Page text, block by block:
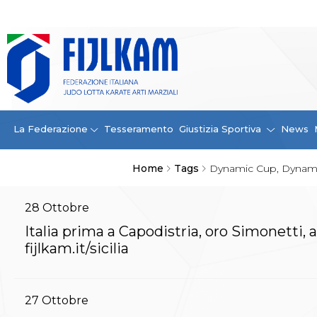
La Federazione Tesseramento Giustizia Sportiva News
Home Tags Dynamic Cup,
La Federazione
La FIJLKAM
Organigramma
Storia
Campioni di tutti i tempi
News
Convenzioni
Contatti
Safeguarding Policy
Ufficiali di Gara
28 Ottobre
Italia prima a Capodistria, oro Simonetti,
fijlkam.it/sicilia
27 Ottobre